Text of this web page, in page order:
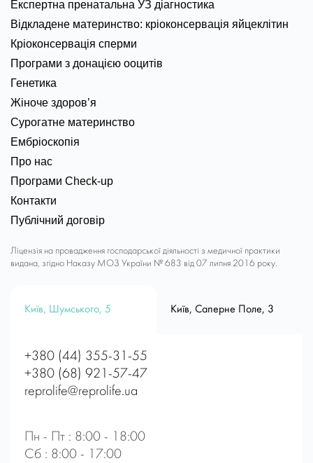
Експертна пренатальна УЗ діагностика
Відкладене материнство: кріоконсервація яйцеклітин
Кріоконсервація сперми
Програми з донацією ооцитів
Генетика
Жіноче здоров’я
Сурогатне материнство
Ембріоскопія
Про нас
Програми Check-up
Контакти
Публічний договір
Ліцензія на провадження господарської діяльності з медичної практики
видана, згідно Наказу МОЗ України № 683 від 07 липня 2016 року.
Київ, Шумського, 5 Київ, Саперне Поле, 3
+380 (44) 355-31-55
+380 (68) 921-57-47
reprolife@reprolife.ua
Пн - Пт : 8:00 - 18:00
Сб : 8:00 - 17:00